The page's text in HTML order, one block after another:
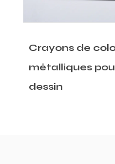
Crayons de
triangulaire
bois naturel